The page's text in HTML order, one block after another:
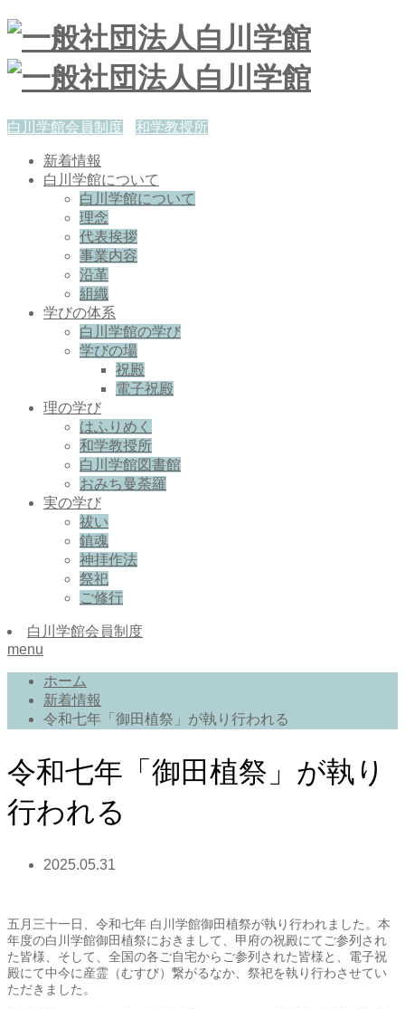
白川学館会員制度 和学教授所
新着情報
白川学館について
白川学館について
理念
代表挨拶
事業内容
沿革
組織
学びの体系
白川学館の学び
学びの場
祝殿
電子祝殿
理の学び
はふりめく
和学教授所
白川学館図書館
おみち曼荼羅
実の学び
祓い
鎮魂
神拝作法
祭祀
ご修行
白川学館会員制度
menu
ホーム
新着情報
令和七年「御田植祭」が執り行われる
令和七年「御田植祭」が執り
行われる
2025.05.31
五月三十一日、令和七年 白川学館御田植祭が執り行われました。本
年度の白川学館御田植祭におきまして、甲府の祝殿にてご参列され
た皆様、そして、全国の各ご自宅からご参列された皆様と、電子祝
殿にて中今に産霊（むすび）繋がるなか、祭祀を執り行わさせてい
ただきました。